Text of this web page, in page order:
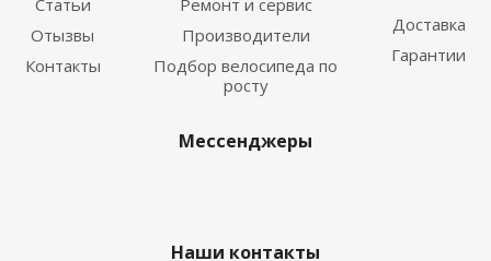
Статьи
Отызвы
Контакты
Ремонт и сервис
Производители
Подбор велосипеда по
росту
Доставка
Гарантии
Мессенджеры
Наши контакты